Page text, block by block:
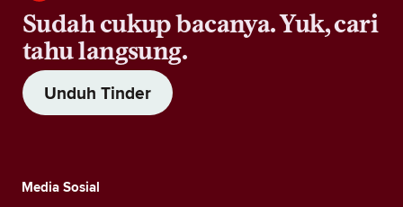
Sudah cukup bacanya. Yuk, cari
tahu langsung.
Unduh Tinder
Media Sosial